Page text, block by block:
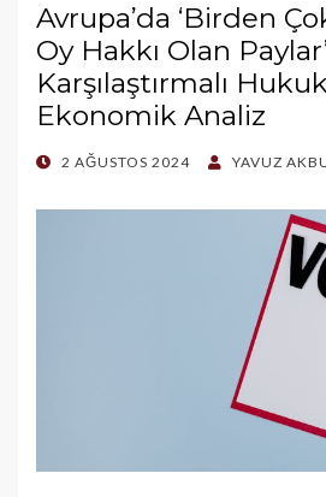
Avrupa’da ‘Birden
Oy Hakkı Olan
Karşılaştırmalı
Ekonomik Analiz
POSTED
2 AĞUSTOS 2024 YAVUZ